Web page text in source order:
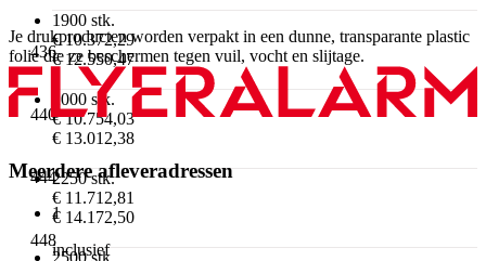
436
440
444
448
1900 stk.
€ 10.372,29
€ 12.550,47
2000 stk.
€ 10.754,03
€ 13.012,38
2250 stk.
€ 11.712,81
€ 14.172,50
2500 stk.
Je drukproducten worden verpakt in een dunne, transparante plastic
folie die ze beschermen tegen vuil, vocht en slijtage.
Meerdere afleveradressen
1
inclusief